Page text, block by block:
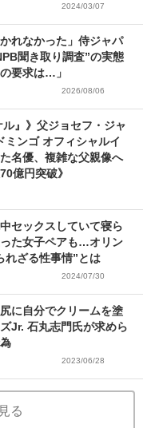
2024/03/07
れなかった」侍ジャパ
聞き取り調査”の実態
要求は…」
2026/08/06
』》父ジョセフ・ジャ
ミンゴ オフィシャルイ
名優、複雑な父親像へ
億円突破》
セックスしていて寝ら
た女子ペアも…オリン
れざる性事情”とは
2024/07/30
に自分でクリームを塗
Jr. 石丸志門氏が求めら
2023/06/28
る